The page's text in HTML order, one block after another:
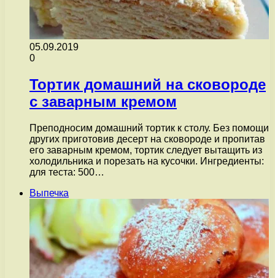
05.09.2019
0
Тортик домашний на сковороде
с заварным кремом
Преподносим домашний тортик к столу. Без помощи
других приготовив десерт на сковороде и пропитав
его заварным кремом, тортик следует вытащить из
холодильника и порезать на кусочки. Ингредиенты:
для теста: 500…
Выпечка